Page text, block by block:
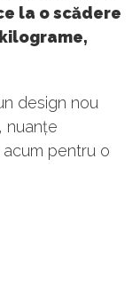
la o scădere
design nou
nuanțe
pentru o